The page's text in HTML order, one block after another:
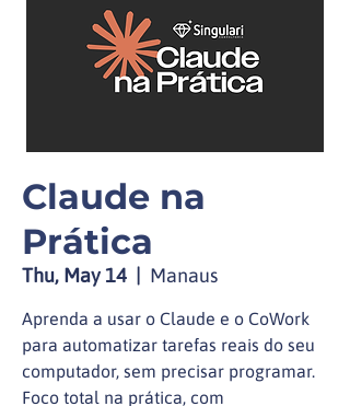
Claude na
Prática
Thu, May 14 Manaus
Aprenda a usar o Claude e o CoWork
para automatizar tarefas reais do seu
computador, sem precisar programar.
Foco total na prática, com